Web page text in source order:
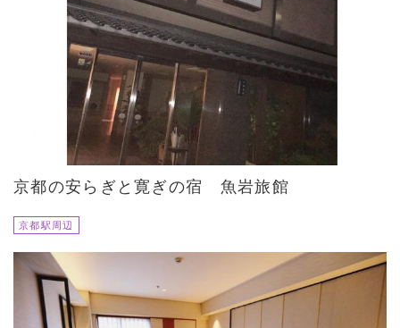
京都の安らぎと寛ぎの宿 魚岩旅館
京都駅周辺